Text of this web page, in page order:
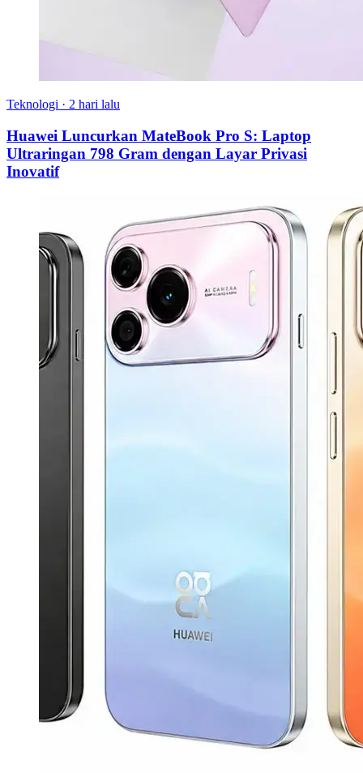
Teknologi · 2 hari lalu
Huawei Luncurkan MateBook Pro S: Laptop
Ultraringan 798 Gram dengan Layar Privasi
Inovatif